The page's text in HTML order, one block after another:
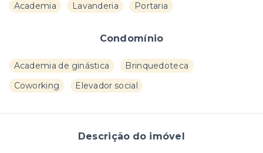
Academia Lavanderia Portaria
Condomínio
Academia de ginástica
Brinquedoteca
Coworking
Elevador social
Descrição do imóvel